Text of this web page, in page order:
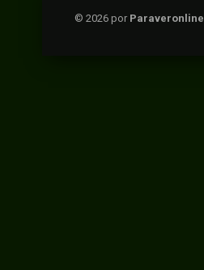
© 2026 por Paraveronline